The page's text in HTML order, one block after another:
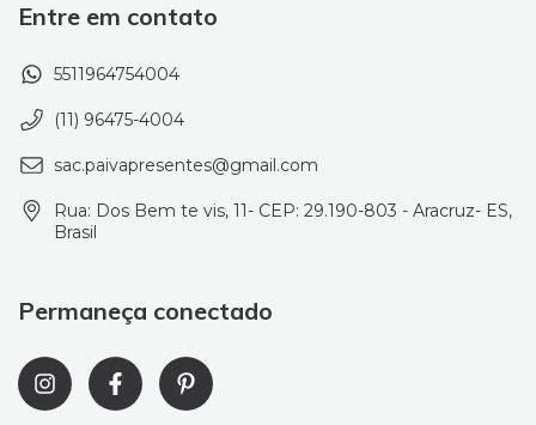
Entre em contato
5511964754004
(11) 96475-4004
sac.paivapresentes@gmail.com
Rua: Dos Bem te vis, 11- CEP: 29.190-803 - Aracruz- ES,
Brasil
Permaneça conectado